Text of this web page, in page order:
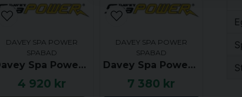
DAVEY SPA POWER
SPABAD
Davey Spa Power SP750, 3.5kW - UTGÅTT
4 920 kr
DAVEY SPA POWER
SPABAD
Davey Spa Power SP800 Kretskort
7 380 kr